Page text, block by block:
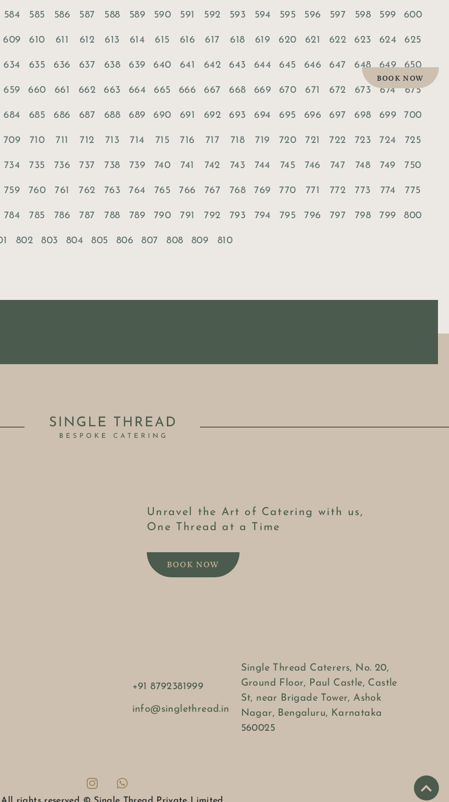
BOOK NOW
584 585 586 587 588 589 590 591 592 593 594 595 596 597 598 599 600
609 610 611 612 613 614 615 616 617 618 619 620 621 622 623 624 625
634 635 636 637 638 639 640 641 642 643 644 645 646 647 648 649 650
659 660 661 662 663 664 665 666 667 668 669 670 671 672 673 674 675
684 685 686 687 688 689 690 691 692 693 694 695 696 697 698 699 700
709 710 711 712 713 714 715 716 717 718 719 720 721 722 723 724 725
734 735 736 737 738 739 740 741 742 743 744 745 746 747 748 749 750
759 760 761 762 763 764 765 766 767 768 769 770 771 772 773 774 775
784 785 786 787 788 789 790 791 792 793 794 795 796 797 798 799 800
802 803 804 805 806 807 808 809 810
Unravel the Art of Catering with us,
One Thread at a Time
BOOK NOW
+91 8792381999
info@singlethread.in
Single Thread Caterers, No. 20,
Ground Floor, Paul Castle, Castle
St, near Brigade Tower, Ashok
Nagar, Bengaluru, Karnataka
560025